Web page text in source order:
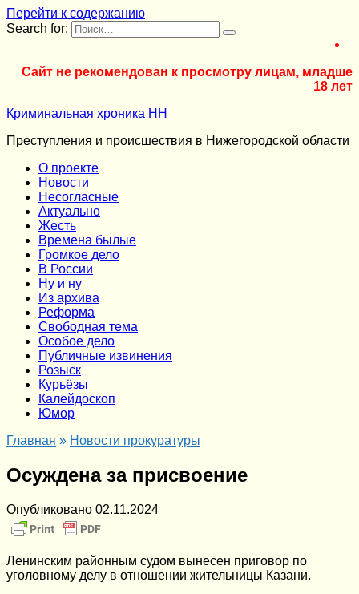
Перейти к содержанию
Search for:
Сайт не рекомендован к просмотру лицам, младше
18 лет
Криминальная хроника НН
Преступления и происшествия в Нижегородской области
О проекте
Новости
Несогласные
Актуально
Жесть
Времена былые
Громкое дело
В России
Ну и ну
Из архива
Реформа
Cвободная тема
Особое дело
Публичные извинения
Розыск
Курьёзы
Калейдоскоп
Юмор
Главная » Новости прокуратуры
Осуждена за присвоение
Опубликовано 02.11.2024
Ленинским районным судом вынесен приговор по
уголовному делу в отношении жительницы Казани.